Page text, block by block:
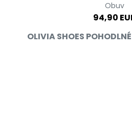
Obuv
94,90
OLIVIA SHOES